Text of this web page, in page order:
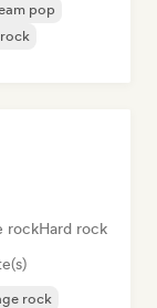
pop
rockHard rock
rock